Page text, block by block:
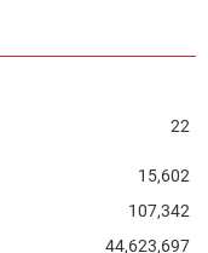
22
15,602
107,342
44,623,697